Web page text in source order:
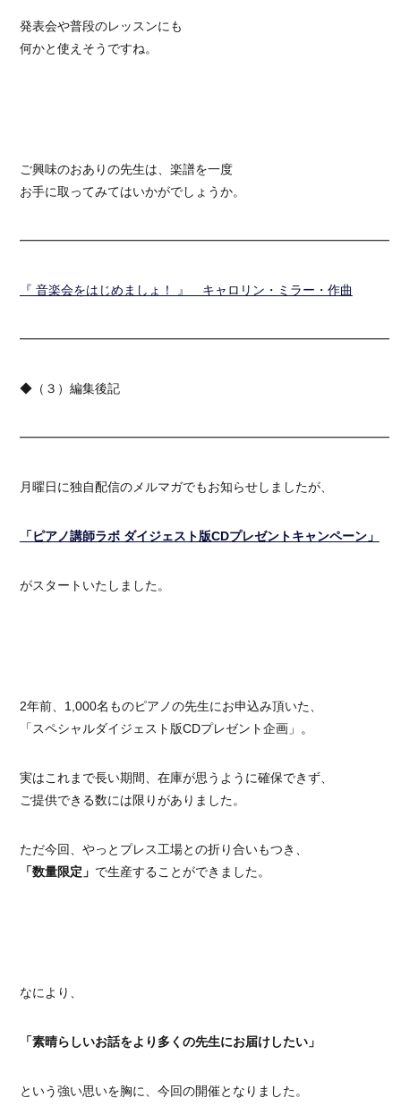
発表会や普段のレッスンにも
何かと使えそうですね。
ご興味のおありの先生は、楽譜を一度
お手に取ってみてはいかがでしょうか。
『 音楽会をはじめましょ！ 』 キャロリン・ミラー・作曲
◆（３）編集後記
月曜日に独自配信のメルマガでもお知らせしましたが、
「ピアノ講師ラボ ダイジェスト版CDプレゼントキャンペーン」
がスタートいたしました。
2年前、1,000名ものピアノの先生にお申込み頂いた、
「スペシャルダイジェスト版CDプレゼント企画」。
実はこれまで長い期間、在庫が思うように確保できず、
ご提供できる数には限りがありました。
ただ今回、やっとプレス工場との折り合いもつき、
「数量限定」 で生産することができました。
なにより、
「素晴らしいお話をより多くの先生にお届けしたい」
という強い思いを胸に、今回の開催となりました。